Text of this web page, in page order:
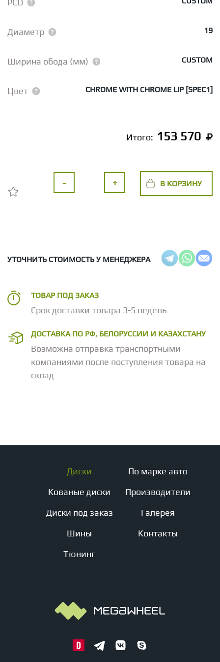
PCD
Диаметр 19
Ширина обода (мм) CUSTOM
Цвет CHROME WITH CHROME LIP [SPEC1]
Итого: 153 570
- + В КОРЗИНУ
УТОЧНИТЬ СТОИМОСТЬ У МЕНЕДЖЕРА
ТОВАР ПОД ЗАКАЗ
Срок доставки товара 3-5 недель
ДОСТАВКА ПО РФ, БЕЛОРУССИИ И КАЗАХСТАНУ
Возможна отправка транспортными
компаниями после поступления товара на
склад
Диски
Кованые диски
Диски под заказ
Шины
Тюнинг
По марке авто
Производители
Галерея
Контакты